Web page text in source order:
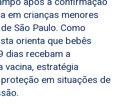
em crianças menores
São Paulo. Como
orienta que bebês
dias recebam a
vacina, estratégia
em situações de